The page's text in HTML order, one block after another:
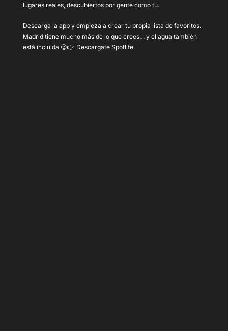
lugares reales, descubiertos por gente como tú.
Descarga la app y empieza a crear tu propia lista de favoritos.
Madrid tiene mucho más de lo que crees… y el agua también
está incluida 😉👉 Descárgate Spotlife.